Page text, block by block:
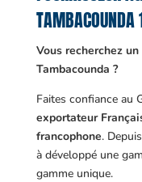
Vous recherchez
Tambacounda ?
Faites confiance au
exportateur
francophone.
à développé une
gamme unique.